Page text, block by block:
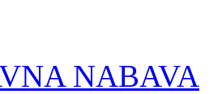
NABAVA